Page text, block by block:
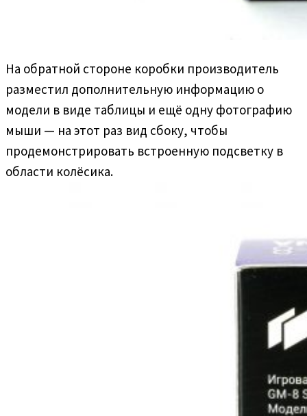
На обратной стороне коробки производитель
разместил дополнительную информацию о
модели в виде таблицы и ещё одну фотографию
мыши — на этот раз вид сбоку, чтобы
продемонстрировать встроенную подсветку в
области колёсика.